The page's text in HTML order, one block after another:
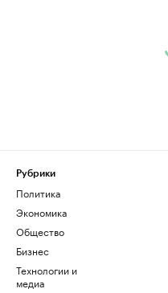
Рубрики
Политика
Экономика
Общество
Бизнес
Технологии и
медиа